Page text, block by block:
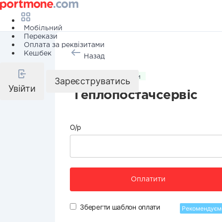
Мобільний
Перекази
Оплата за реквізитами
Кешбек
Увійти
Зареєструватись
Назад
Комунальні послуги
Теплопостачсервіс
О/р
Оплатити
Зберегти шаблон оплати